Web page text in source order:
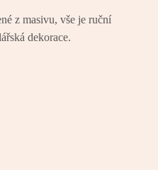
z masivu, vše je ruční
dekorace.